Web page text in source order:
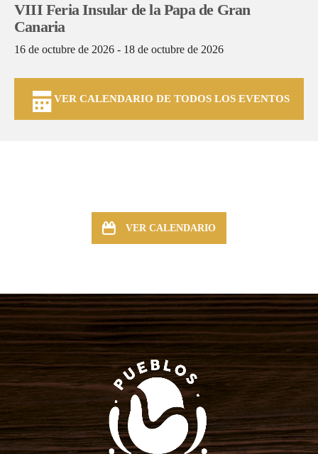
VIII Feria Insular de la Papa de Gran
Canaria
16 de octubre de 2026 - 18 de octubre de 2026
VER CALENDARIO DE TODOS LOS EVENTOS
VER CALENDARIO